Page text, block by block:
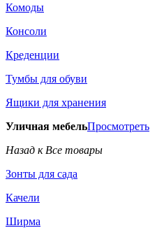
Комоды
Консоли
Креденции
Тумбы для обуви
Ящики для хранения
Уличная мебельПросмотреть
Назад к Все товары
Зонты для сада
Качели
Ширма